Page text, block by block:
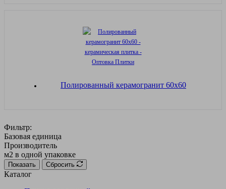
Полированный керамогранит 60х60
Фильтр:
Базовая единица
Производитель
м2 в одной упаковке
Показать Сбросить
Каталог